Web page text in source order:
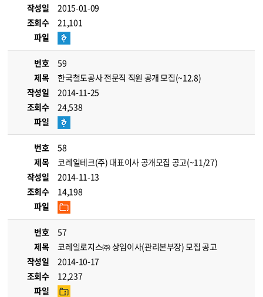
작성일
2015-01-09
조회수
21,101
파일
번호
59
제목
한국철도공사 전문직 직원 공개 모집(~12.8)
작성일
2014-11-25
조회수
24,538
파일
번호
58
제목
코레일테크(주) 대표이사 공개모집 공고(~11/27)
작성일
2014-11-13
조회수
14,198
파일
번호
57
제목
코레일로지스㈜ 상임이사(관리본부장) 모집 공고
작성일
2014-10-17
조회수
12,237
파일